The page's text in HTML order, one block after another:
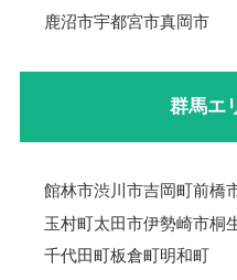
鹿沼市宇都宮市真岡市
群馬エ
館林市渋川市吉岡町前橋
玉村町太田市伊勢崎市桐
千代田町板倉町明和町